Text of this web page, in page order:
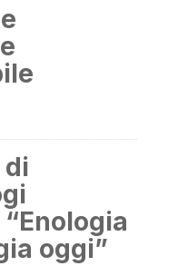
di
oggi”